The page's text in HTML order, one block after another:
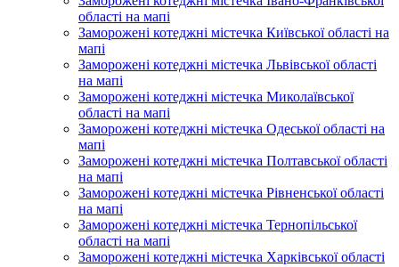
області на мапі
Заморожені котеджні містечка Київської області на
мапі
Заморожені котеджні містечка Львівської області
на мапі
Заморожені котеджні містечка Миколаївської
області на мапі
Заморожені котеджні містечка Одеської області на
мапі
Заморожені котеджні містечка Полтавської області
на мапі
Заморожені котеджні містечка Рівненської області
на мапі
Заморожені котеджні містечка Тернопільської
області на мапі
Заморожені котеджні містечка Харківської області